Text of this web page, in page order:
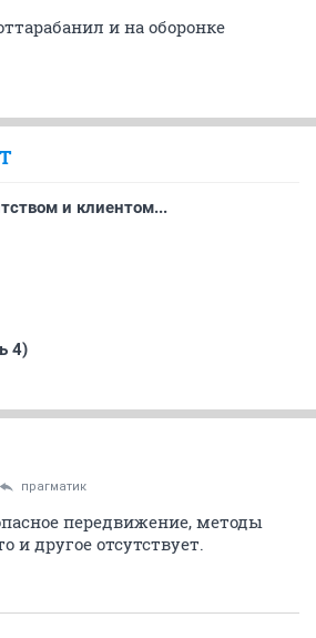
и на оборонке
и клиентом...
4)
прагматик
передвижение, методы
и другое отсутствует.